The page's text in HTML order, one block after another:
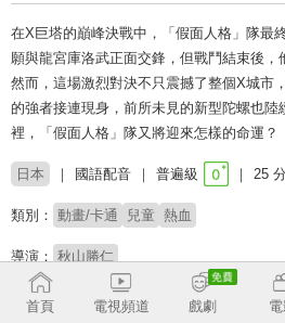
在X巨塔的巔峰決戰中，「假面人格」隊最
願與龍宮庫洛武正面交鋒，但戰鬥結束後，
然而，這場激烈對決不只震撼了整個X城市
的強者接連現身，前所未見的新型陀螺也
裡，「假面人格」隊又將迎來怎樣的命運？
日本 國語配音 普遍級 25
類別： 動畫/卡通 兒童 熱血
導演： 秋山勝仁
# 友情 # 兒童專屬
首頁 電視頻道 戲劇